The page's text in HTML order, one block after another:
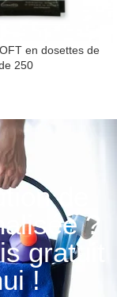
en dosettes de
250
de
?
gratuit
!